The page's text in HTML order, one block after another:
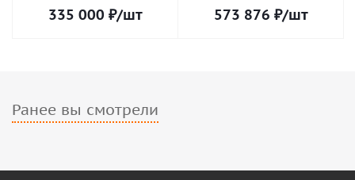
335 000 ₽/шт 573 876 ₽/шт
Ранее вы смотрели